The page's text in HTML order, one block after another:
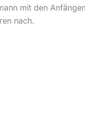
mit den
nach.